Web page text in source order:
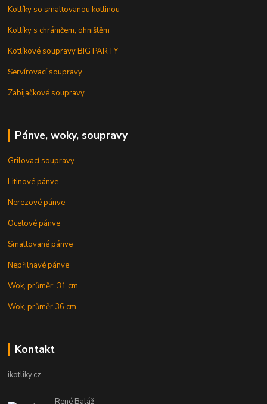
Kotlíky so smaltovanou kotlinou
Kotlíky s chráničem, ohništěm
Kotlíkové soupravy BIG PARTY
Servírovací soupravy
Zabijačkové soupravy
Pánve, woky, soupravy
Grilovací soupravy
Litinové pánve
Nerezové pánve
Ocelové pánve
Smaltované pánve
Nepřilnavé pánve
Wok, průměr: 31 cm
Wok, průměr 36 cm
Kontakt
ikotliky.cz
René Baláž